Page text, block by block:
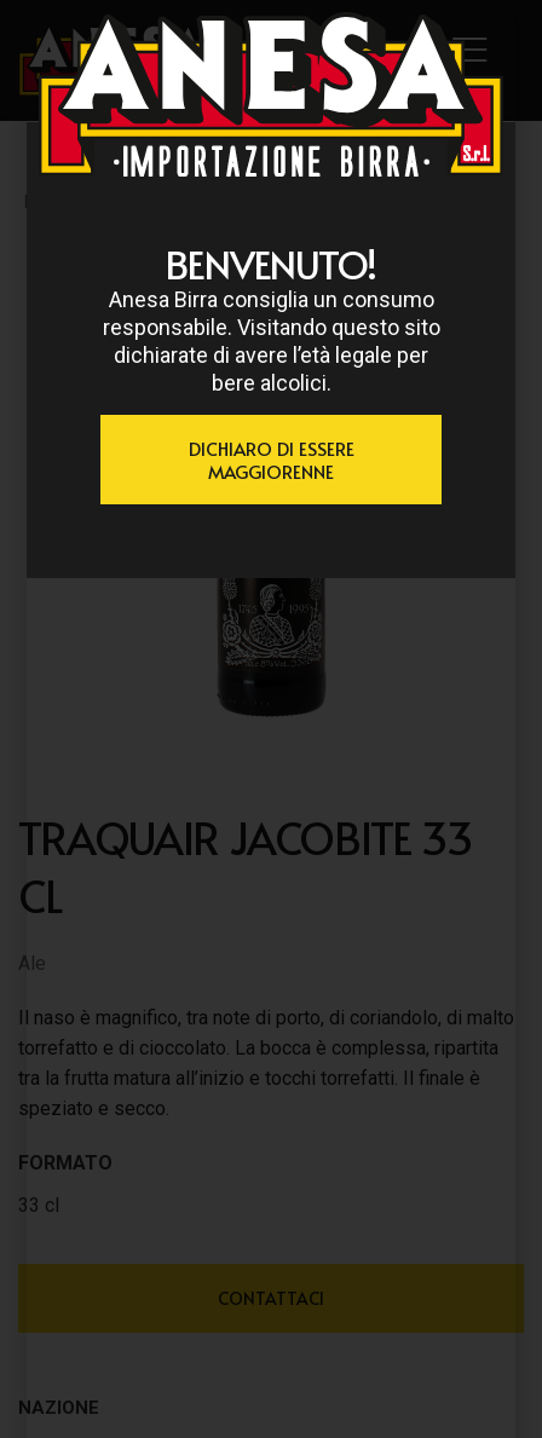
TRAQUAIR JACOBITE 33
CL
Ale
Il naso è magnifico, tra note di porto, di coriandolo, di malto
torrefatto e di cioccolato. La bocca è complessa, ripartita
tra la frutta matura all’inizio e tocchi torrefatti. Il finale è
speziato e secco.
FORMATO
33 cl
CONTATTACI
NAZIONE
BENVENUTO!
Anesa Birra consiglia un consumo
responsabile. Visitando questo sito
dichiarate di avere l’età legale per
bere alcolici.
DICHIARO DI ESSERE
MAGGIORENNE